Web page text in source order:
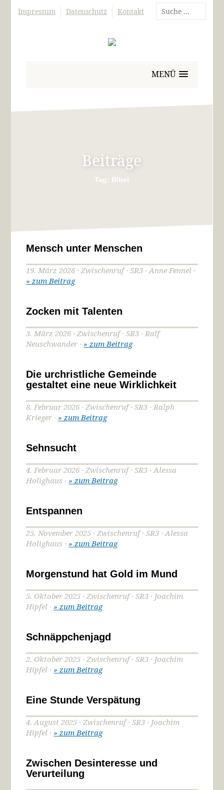
Impressum Datenschutz Kontakt
MENÜ
Beiträge
Tag: Bibel
Mensch unter Menschen
19. März 2026 · Zwischenruf · SR3 · Anne Fennel ·
» zum Beitrag
Zocken mit Talenten
3. März 2026 · Zwischenruf · SR3 · Ralf
Neuschwander ·» zum Beitrag
Die urchristliche Gemeinde
gestaltet eine neue Wirklichkeit
8. Februar 2026 · Zwischenruf · SR3 · Ralph
Krieger ·» zum Beitrag
Sehnsucht
4. Februar 2026 · Zwischenruf · SR3 · Alessa
Holighaus ·» zum Beitrag
Entspannen
25. November 2025 · Zwischenruf · SR3 · Alessa
Holighaus ·» zum Beitrag
Morgenstund hat Gold im Mund
5. Oktober 2025 · Zwischenruf · SR3 · Joachim
Hipfel ·» zum Beitrag
Schnäppchenjagd
2. Oktober 2025 · Zwischenruf · SR3 · Joachim
Hipfel ·» zum Beitrag
Eine Stunde Verspätung
4. August 2025 · Zwischenruf · SR3 · Joachim
Hipfel ·» zum Beitrag
Zwischen Desinteresse und
Verurteilung